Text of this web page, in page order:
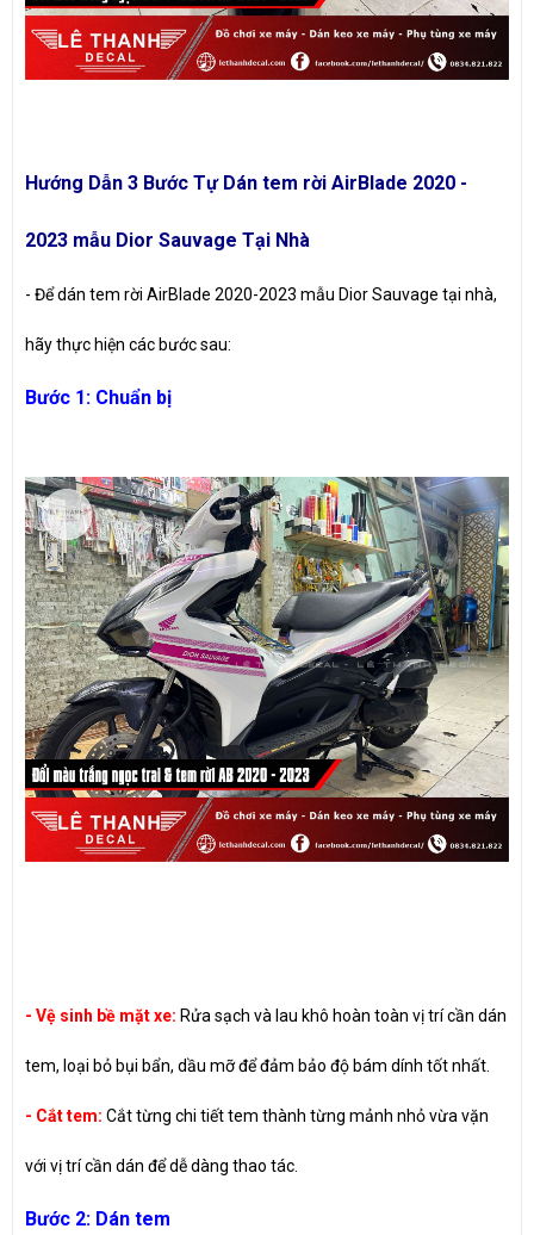
Hướng Dẫn 3 Bước Tự Dán tem rời AirBlade 2020 -
2023 mẫu Dior Sauvage Tại Nhà
- Để dán tem rời AirBlade 2020-2023 mẫu Dior Sauvage tại nhà,
hãy thực hiện các bước sau:
Bước 1: Chuẩn bị
- Vệ sinh bề mặt xe: Rửa sạch và lau khô hoàn toàn vị trí cần dán
tem, loại bỏ bụi bẩn, dầu mỡ để đảm bảo độ bám dính tốt nhất.
- Cắt tem: Cắt từng chi tiết tem thành từng mảnh nhỏ vừa vặn
với vị trí cần dán để dễ dàng thao tác.
Bước 2: Dán tem